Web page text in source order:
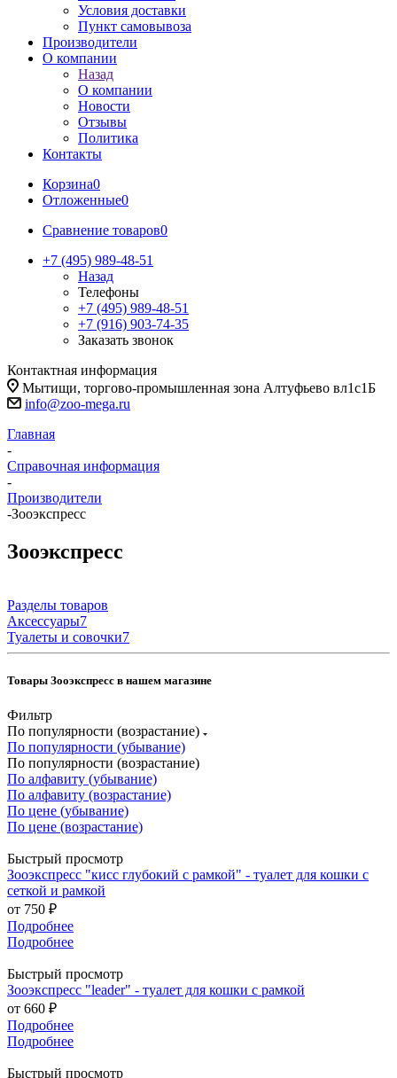
Условия доставки
Пункт самовывоза
Производители
О компании
Назад
О компании
Новости
Отзывы
Политика
Контакты
Корзина0
Отложенные0
Сравнение товаров0
+7 (495) 989-48-51
Назад
Телефоны
+7 (495) 989-48-51
+7 (916) 903-74-35
Заказать звонок
Контактная информация
Мытищи, торгово-промышленная зона Алтуфьево вл1с1Б
info@zoo-mega.ru
Главная
-
Справочная информация
-
Производители
-Зооэкспресс
Зооэкспресс
Разделы товаров
Аксессуары7
Туалеты и совочки7
Товары Зооэкспресс в нашем магазине
Фильтр
По популярности (возрастание)
По популярности (убывание)
По популярности (возрастание)
По алфавиту (убывание)
По алфавиту (возрастание)
По цене (убывание)
По цене (возрастание)
Быстрый просмотр
Зооэкспресс "кисс глубокий с рамкой" - туалет для кошки с
сеткой и рамкой
от 750 ₽
Подробнее
Подробнее
Быстрый просмотр
Зооэкспресс "leader" - туалет для кошки с рамкой
от 660 ₽
Подробнее
Подробнее
Быстрый просмотр